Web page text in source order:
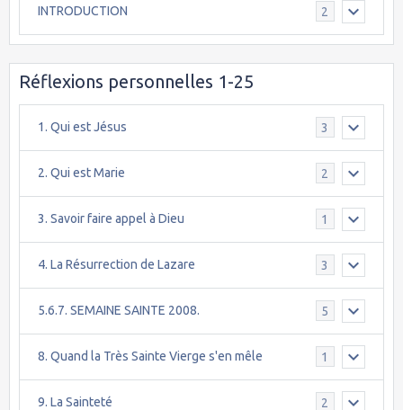
INTRODUCTION 2
Réflexions personnelles 1-25
1. Qui est Jésus 3
2. Qui est Marie 2
3. Savoir faire appel à Dieu 1
4. La Résurrection de Lazare 3
5.6.7. SEMAINE SAINTE 2008. 5
8. Quand la Très Sainte Vierge s'en mêle 1
9. La Sainteté 2